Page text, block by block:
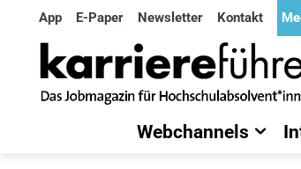
App E-Paper Newsletter Kontakt
Webchannels